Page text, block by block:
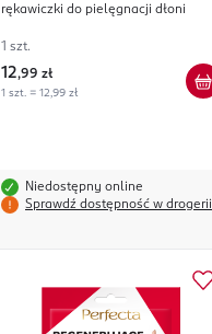
rękawiczki do pielęgnacji dłoni
1 szt.
12,99 zł
1 szt. = 12,99 zł
Niedostępny online
Sprawdź dostępność w drogerii